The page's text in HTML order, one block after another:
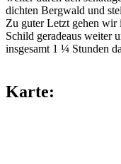
dichten Bergwald und
Zu guter Letzt gehen wir
Schild geradeaus weiter
insgesamt 1 ¼ Stunden
Karte: